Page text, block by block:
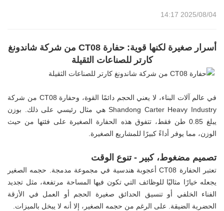
2025/08/04 14:17
أسرار صغيرة لكنها قوية: حفارة CT08 من شركة شاندونغ
كارتر للصناعات الثقيلة
في عالم آلات البناء، لا يعني الحجم دائمًا القوة، وحفارة CT08 من شركة
Shandong Carter Heavy Industry هي مثال رئيسي على ذلك. بوزن
يبلغ 0.85 طن فقط، تتفوق هذه الحفارة الصغيرة على فئتها من حيث
الوزن، مما يوفر أداءً كبيرًا للمشاريع الصغيرة.
تصميم مضغوط، كبير - تنوع الوقت
تعتبر الحفارة CT08 أعجوبة هندسية في مجموعة مدمجة. حجمه الصغير
يجعله خيارًا مثاليًا للوظائف التي تكون فيها المساحة مرتفعة، مثل تجديد
الفناء الخلفي أو تنسيق الحدائق صغيرة الحجم أو العمل في الأزقة
الحضرية الضيقة. على الرغم من حجمه الصغير، إلا أنه لا يبخل بالميزات.